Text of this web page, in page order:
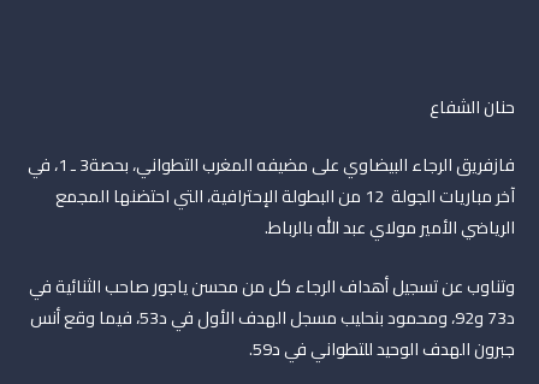
حنان الشفاع
فازفريق الرجاء البيضاوي على مضيفه المغرب التطواني، بحصة3 ـ 1، في
آخر مباريات الجولة 12 من البطولة الإحترافية، التي احتضنها المجمع
الرياضي الأمير مولاي عبد الله بالرباط.
وتناوب عن تسجيل أهداف الرجاء كل من محسن ياجور صاحب الثنائية في
د73 و92، ومحمود بنحليب مسجل الهدف الأول في د53، فيما وقع أنس
جبرون الهدف الوحيد للتطواني في د59.